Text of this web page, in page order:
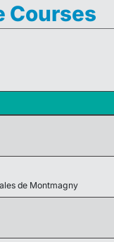
Courses
de Montmagny